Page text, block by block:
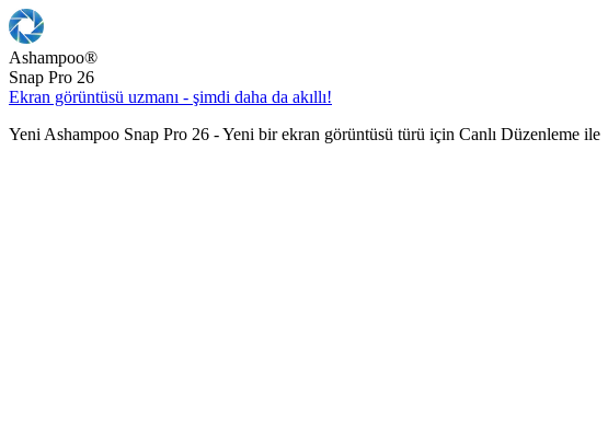
Ashampoo®
Snap Pro 26
Ekran görüntüsü uzmanı - şimdi daha da akıllı!
Yeni Ashampoo Snap Pro 26 - Yeni bir ekran görüntüsü türü için Canlı Düzenleme ile